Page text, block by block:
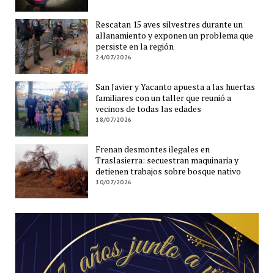
Rescatan 15 aves silvestres durante un
allanamiento y exponen un problema que
persiste en la región
24/07/2026
San Javier y Yacanto apuesta a las huertas
familiares con un taller que reunió a
vecinos de todas las edades
18/07/2026
Frenan desmontes ilegales en
Traslasierra: secuestran maquinaria y
detienen trabajos sobre bosque nativo
10/07/2026